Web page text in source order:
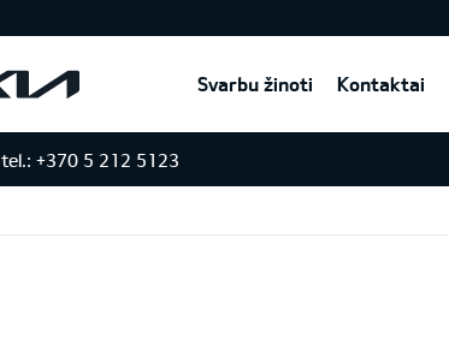
Svarbu žinoti Kontaktai
tel.: +370 5 212 5123